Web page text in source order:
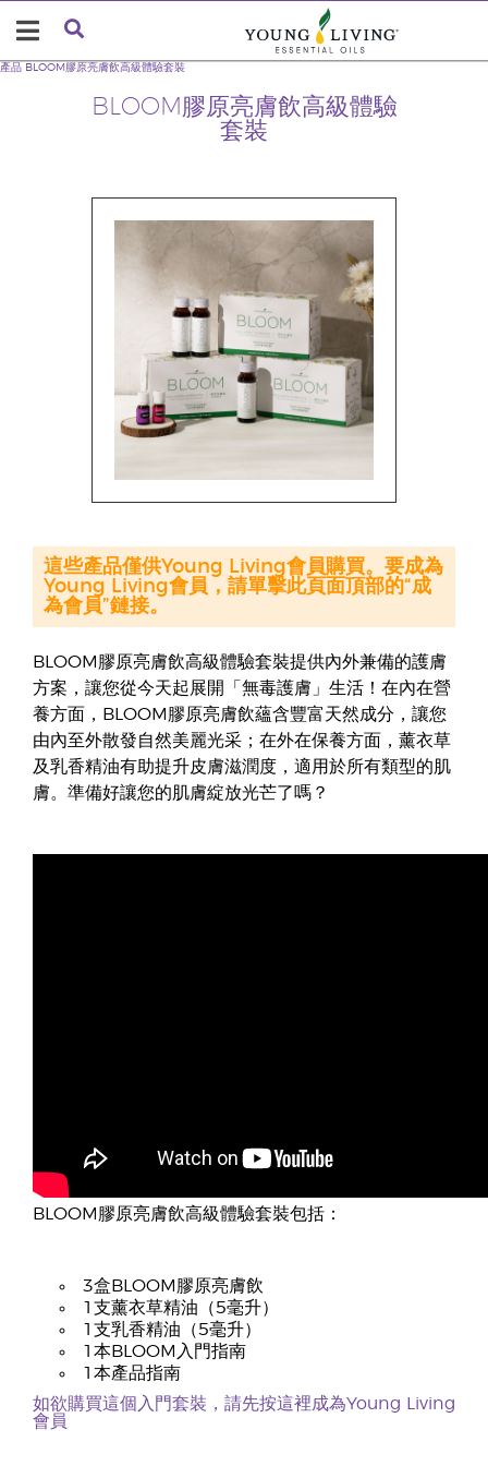
BLOOM膠原亮膚飲高級體驗
套裝
產品 BLOOM膠原亮膚飲高級體驗套裝
BLOOM膠原亮膚飲高級體驗套裝提供內外兼備的護膚
方案，讓您從今天起展開「無毒護膚」生活！在內在營
養方面，BLOOM膠原亮膚飲蘊含豐富天然成分，讓您
由內至外散發自然美麗光采；在外在保養方面，薰衣草
及乳香精油有助提升皮膚滋潤度，適用於所有類型的肌
膚。準備好讓您的肌膚綻放光芒了嗎？
BLOOM膠原亮膚飲高級體驗套裝包括：
3盒BLOOM膠原亮膚飲
1支薰衣草精油（5毫升）
1支乳香精油（5毫升）
1本BLOOM入門指南
1本產品指南
如欲購買這個入門套裝，請先按這裡成為Young Living
會員
這些產品僅供Young Living會員購買。要成為
Young Living會員，請單擊此頁面頂部的“成
為會員”鏈接。